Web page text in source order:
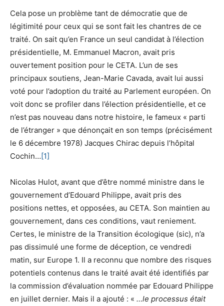
Cela pose un problème tant de démocratie que de
légitimité pour ceux qui se sont fait les chantres de ce
traité. On sait qu’en France un seul candidat à l’élection
présidentielle, M. Emmanuel Macron, avait pris
ouvertement position pour le CETA. L’un de ses
principaux soutiens, Jean-Marie Cavada, avait lui aussi
voté pour l’adoption du traité au Parlement européen. On
voit donc se profiler dans l’élection présidentielle, et ce
n’est pas nouveau dans notre histoire, le fameux « parti
de l’étranger » que dénonçait en son temps (précisément
le 6 décembre 1978) Jacques Chirac depuis l’hôpital
Cochin…[1]
Nicolas Hulot, avant que d’être nommé ministre dans le
gouvernement d’Edouard Philippe, avait pris des
positions nettes, et opposées, au CETA. Son maintien au
gouvernement, dans ces conditions, vaut reniement.
Certes, le ministre de la Transition écologique (sic), n’a
pas dissimulé une forme de déception, ce vendredi
matin, sur Europe 1. Il a reconnu que nombre des risques
potentiels contenus dans le traité avait été identifiés par
la commission d’évaluation nommée par Edouard Philippe
en juillet dernier. Mais il a ajouté : « …le processus était